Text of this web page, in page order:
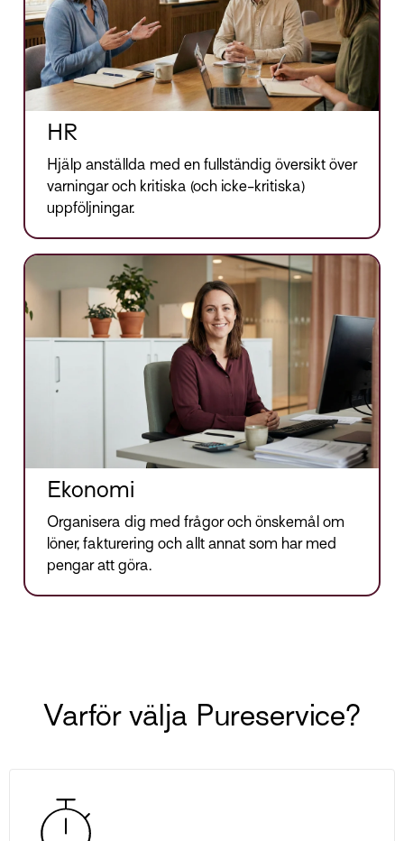
HR
Hjälp anställda med en fullständig översikt över
varningar och kritiska (och icke-kritiska)
uppföljningar.
Ekonomi
Organisera dig med frågor och önskemål om
löner, fakturering och allt annat som har med
pengar att göra.
Varför välja Pureservice?